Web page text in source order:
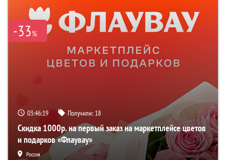
-33%
03:46:18 Получили: 18
Скидка 1000р. на первый заказ на маркетплейсе цветов
и подарков «Флаувау»
Россия